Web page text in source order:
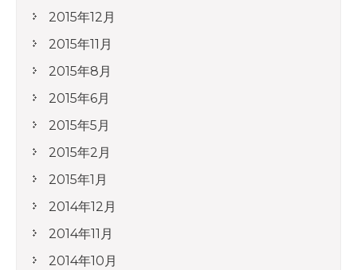
2015年12月
2015年11月
2015年8月
2015年6月
2015年5月
2015年2月
2015年1月
2014年12月
2014年11月
2014年10月